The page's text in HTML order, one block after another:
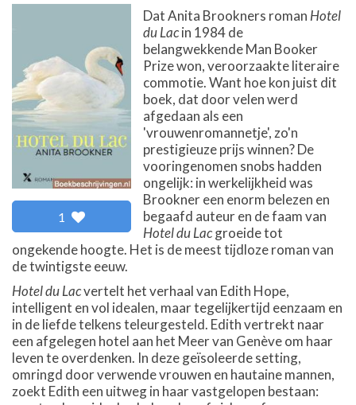
1
Dat Anita Brookners roman Hotel
du Lacin 1984 de
belangwekkende Man Booker
Prize won, veroorzaakte literaire
commotie. Want hoe kon juist dit
boek, dat door velen werd
afgedaan als een
'vrouwenromannetje', zo'n
prestigieuze prijs winnen? De
vooringenomen snobs hadden
ongelijk: in werkelijkheid was
Brookner een enorm belezen en
begaafd auteur en de faam van
Hotel du Lacgroeide tot
ongekende hoogte. Het is de meest tijdloze roman van
de twintigste eeuw.
Hotel du Lacvertelt het verhaal van Edith Hope,
intelligent en vol idealen, maar tegelijkertijd eenzaam en
in de liefde telkens teleurgesteld. Edith vertrekt naar
een afgelegen hotel aan het Meer van Genève om haar
leven te overdenken. In deze geïsoleerde setting,
omringd door verwende vrouwen en hautaine mannen,
zoekt Edith een uitweg in haar vastgelopen bestaan: